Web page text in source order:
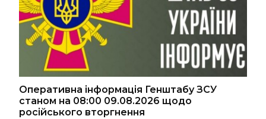
Оперативна інформація Генштабу ЗСУ
станом на 08:00 09.08.2026 щодо
російського вторгнення